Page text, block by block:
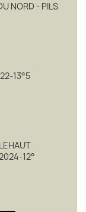
NORD - PILS
13°5
12°